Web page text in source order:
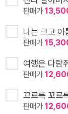
판매가
나는 크고
판매가
여행은 다람
판매가
꼬르륵 꼬르
판매가